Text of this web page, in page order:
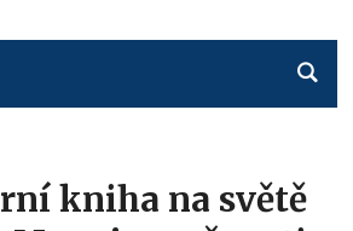
kniha na světě